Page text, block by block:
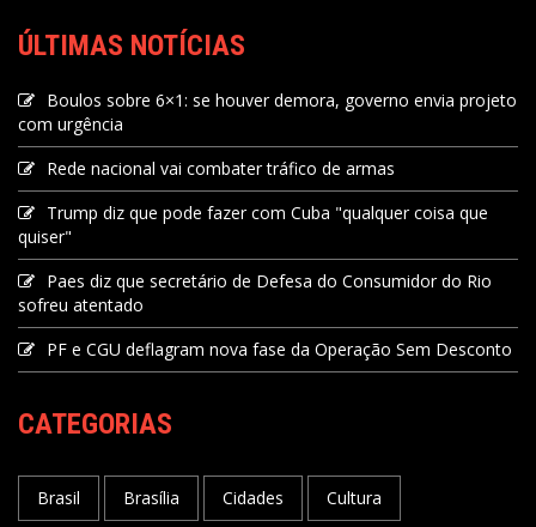
ÚLTIMAS NOTÍCIAS
Boulos sobre 6×1: se houver demora, governo envia projeto
com urgência
Rede nacional vai combater tráfico de armas
Trump diz que pode fazer com Cuba "qualquer coisa que
quiser"
Paes diz que secretário de Defesa do Consumidor do Rio
sofreu atentado
PF e CGU deflagram nova fase da Operação Sem Desconto
CATEGORIAS
Brasil Brasília Cidades Cultura